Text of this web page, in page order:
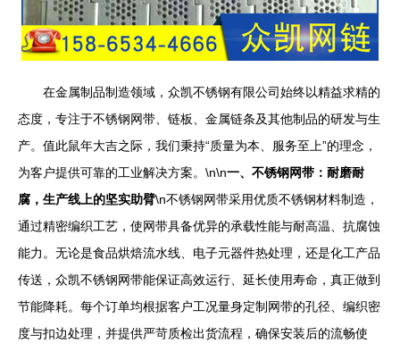
在金属制品制造领域，众凯不锈钢有限公司始终以精益求精的
态度，专注于不锈钢网带、链板、金属链条及其他制品的研发与生
产。值此鼠年大吉之际，我们秉持“质量为本、服务至上”的理念，
为客户提供可靠的工业解决方案。\n\n一、不锈钢网带：耐磨耐
腐，生产线上的坚实助臂\n不锈钢网带采用优质不锈钢材料制造，
通过精密编织工艺，使网带具备优异的承载性能与耐高温、抗腐蚀
能力。无论是食品烘焙流水线、电子元器件热处理，还是化工产品
传送，众凯不锈钢网带能保证高效运行、延长使用寿命，真正做到
节能降耗。每个订单均根据客户工况量身定制网带的孔径、编织密
度与扣边处理，并提供严苛质检出货流程，确保安装后的流畅使